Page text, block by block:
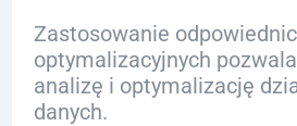
Zastosowanie
optymalizacyjnych
analizę i optymalizację
danych.